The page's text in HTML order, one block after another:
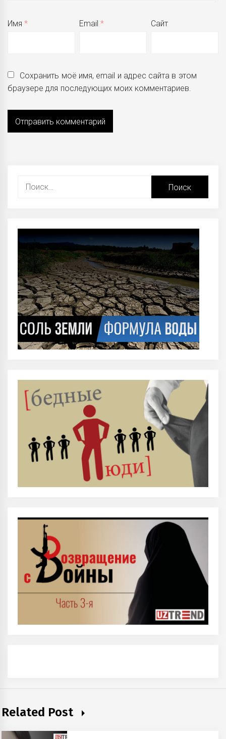
Имя* Email* Сайт
Сохранить моё имя, email и адрес сайта в этом
браузере для последующих моих комментариев.
Найти:
Related Post